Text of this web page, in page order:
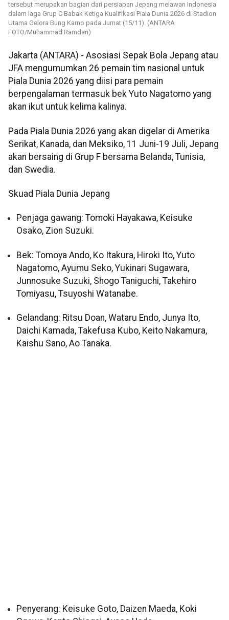
tersebut merupakan bagian dari persiapan Jepang melawan Indonesia
dalam laga Grup C Babak Ketiga Kualifikasi Piala Dunia 2026 di Stadion
Utama Gelora Bung Karno pada Jumat (15/11). (ANTARA
FOTO/Muhammad Ramdan)
Jakarta (ANTARA) - Asosiasi Sepak Bola Jepang atau
JFA mengumumkan 26 pemain tim nasional untuk
Piala Dunia 2026 yang diisi para pemain
berpengalaman termasuk bek Yuto Nagatomo yang
akan ikut untuk kelima kalinya.
Pada Piala Dunia 2026 yang akan digelar di Amerika
Serikat, Kanada, dan Meksiko, 11 Juni-19 Juli, Jepang
akan bersaing di Grup F bersama Belanda, Tunisia,
dan Swedia.
Skuad Piala Dunia Jepang
Penjaga gawang: Tomoki Hayakawa, Keisuke
Osako, Zion Suzuki.
Bek: Tomoya Ando, Ko Itakura, Hiroki Ito, Yuto
Nagatomo, Ayumu Seko, Yukinari Sugawara,
Junnosuke Suzuki, Shogo Taniguchi, Takehiro
Tomiyasu, Tsuyoshi Watanabe.
Gelandang: Ritsu Doan, Wataru Endo, Junya Ito,
Daichi Kamada, Takefusa Kubo, Keito Nakamura,
Kaishu Sano, Ao Tanaka.
Penyerang: Keisuke Goto, Daizen Maeda, Koki